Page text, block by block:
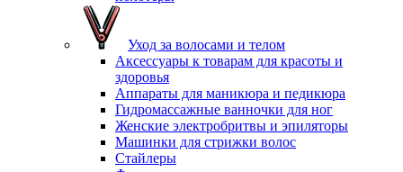
Уход за волосами и телом
Аксессуары к товарам для красоты и
здоровья
Аппараты для маникюра и педикюра
Гидромассажные ванночки для ног
Женские электробритвы и эпиляторы
Машинки для стрижки волос
Стайлеры